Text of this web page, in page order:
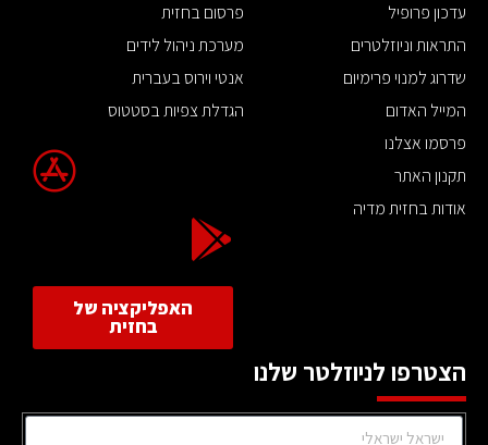
עדכון פרופיל
התראות וניוזלטרים
שדרוג למנוי פרימיום
המייל האדום
פרסמו אצלנו
תקנון האתר
אודות בחזית מדיה
פרסום בחזית
מערכת ניהול לידים
אנטי וירוס בעברית
הגדלת צפיות בסטטוס
האפליקציה של
בחזית
הצטרפו לניוזלטר שלנו